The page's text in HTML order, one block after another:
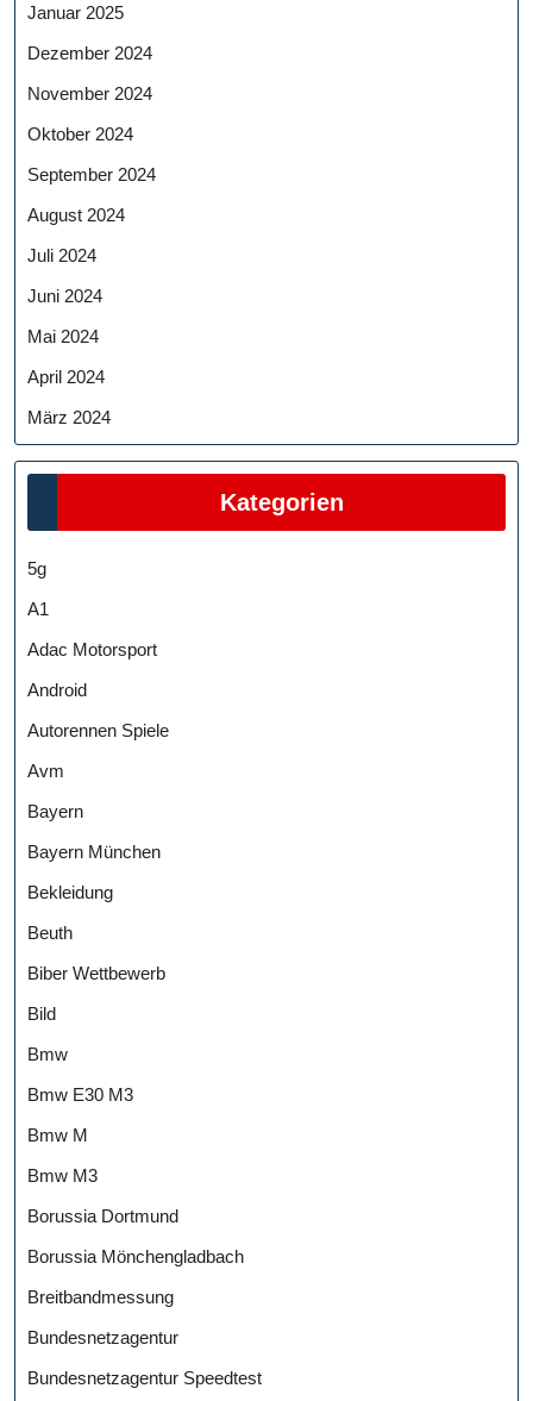
Januar 2025
Dezember 2024
November 2024
Oktober 2024
September 2024
August 2024
Juli 2024
Juni 2024
Mai 2024
April 2024
März 2024
Kategorien
5g
A1
Adac Motorsport
Android
Autorennen Spiele
Avm
Bayern
Bayern München
Bekleidung
Beuth
Biber Wettbewerb
Bild
Bmw
Bmw E30 M3
Bmw M
Bmw M3
Borussia Dortmund
Borussia Mönchengladbach
Breitbandmessung
Bundesnetzagentur
Bundesnetzagentur Speedtest